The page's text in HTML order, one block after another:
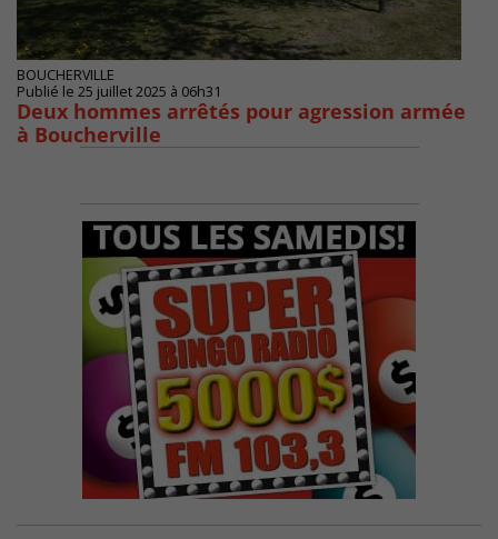
BOUCHERVILLE
Publié le 25 juillet 2025 à 06h31
Deux hommes arrêtés pour agression armée
à Boucherville